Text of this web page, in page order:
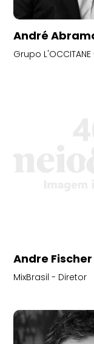
André
Grupo
Andre Fischer
MixBrasil - Diretor